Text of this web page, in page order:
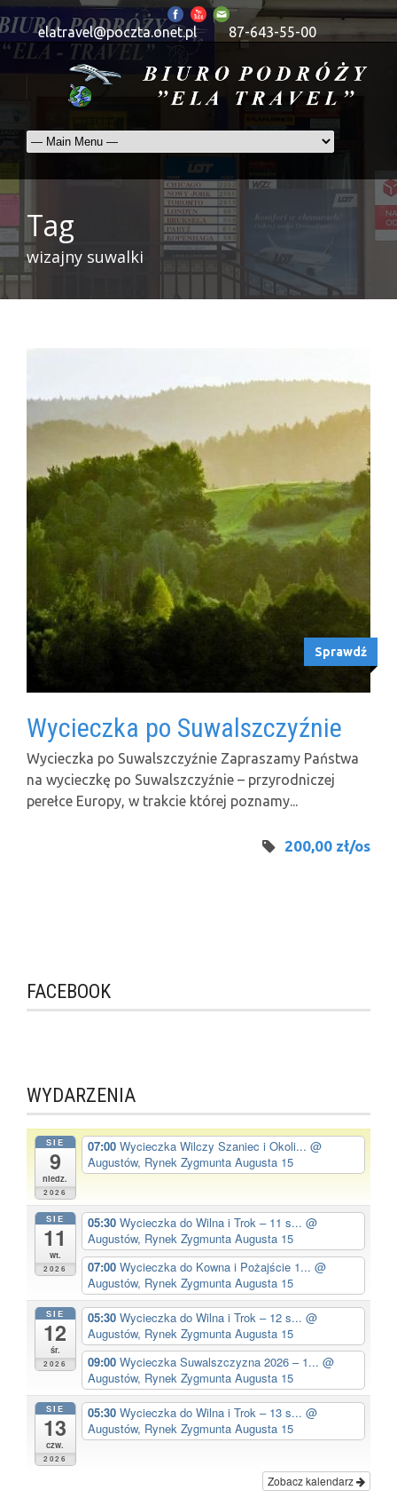
elatravel@poczta.onet.pl 87-643-55-00
Tag
wizajny suwalki
Sprawdź
Wycieczka po Suwalszczyźnie
Wycieczka po Suwalszczyźnie Zapraszamy Państwa
na wycieczkę po Suwalszczyźnie – przyrodniczej
perełce Europy, w trakcie której poznamy...
200,00 zł/os
FACEBOOK
WYDARZENIA
SIE
9
niedz.
2026
07:00 Wycieczka Wilczy Szaniec i Okoli... @
Augustów, Rynek Zygmunta Augusta 15
SIE
11
wt.
2026
05:30 Wycieczka do Wilna i Trok – 11 s... @
Augustów, Rynek Zygmunta Augusta 15
07:00 Wycieczka do Kowna i Pożajście 1... @
Augustów, Rynek Zygmunta Augusta 15
SIE
12
śr.
2026
05:30 Wycieczka do Wilna i Trok – 12 s... @
Augustów, Rynek Zygmunta Augusta 15
09:00 Wycieczka Suwalszczyzna 2026 – 1... @
Augustów, Rynek Zygmunta Augusta 15
SIE
13
czw.
2026
05:30 Wycieczka do Wilna i Trok – 13 s... @
Augustów, Rynek Zygmunta Augusta 15
Zobacz kalendarz